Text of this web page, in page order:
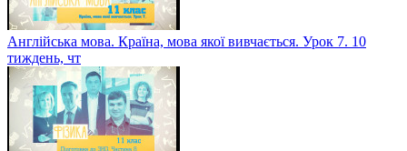
Англійська мова. Країна, мова якої вивчається. Урок 7. 10
тиждень, чт